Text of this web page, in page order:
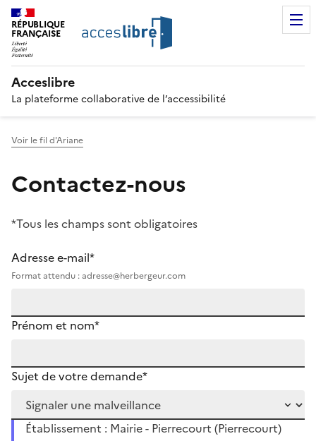
RÉPUBLIQUE
FRANÇAISE
Acceslibre
La plateforme collaborative de l’accessibilité
Voir le fil d'Ariane
Contactez-nous
*Tous les champs sont obligatoires
Adresse e-mail*
Format attendu : adresse@herbergeur.com
Prénom et nom*
Sujet de votre demande*
Établissement : Mairie - Pierrecourt (Pierrecourt)